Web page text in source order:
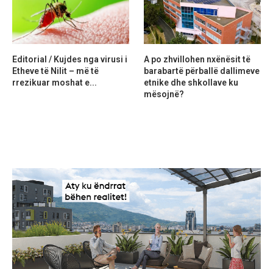
Editorial / Kujdes nga virusi i
Etheve të Nilit – më të
rrezikuar moshat e...
A po zhvillohen nxënësit të
barabartë përballë dallimeve
etnike dhe shkollave ku
mësojnë?